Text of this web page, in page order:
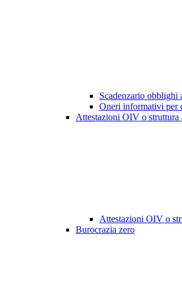
Scadenzario obblighi
Oneri informativi per
Attestazioni OIV o struttura
Attestazioni OIV o
Burocrazia zero